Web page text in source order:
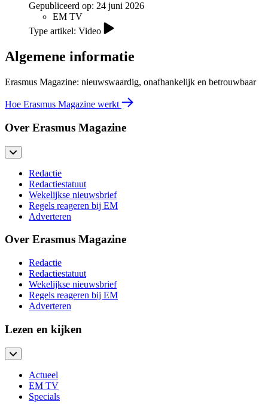
Gepubliceerd op: 24 juni 2026
EM TV
Type artikel: Video
Algemene informatie
Erasmus Magazine: nieuwswaardig, onafhankelijk en betrouwbaar
Hoe Erasmus Magazine werkt
Over Erasmus Magazine
Redactie
Redactiestatuut
Wekelijkse nieuwsbrief
Regels reageren bij EM
Adverteren
Over Erasmus Magazine
Redactie
Redactiestatuut
Wekelijkse nieuwsbrief
Regels reageren bij EM
Adverteren
Lezen en kijken
Actueel
EM TV
Specials